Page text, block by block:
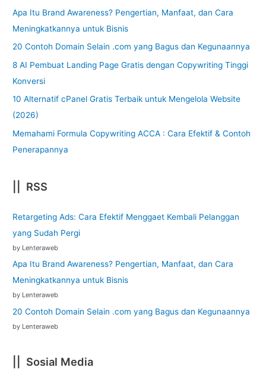
Apa Itu Brand Awareness? Pengertian, Manfaat, dan Cara
Meningkatkannya untuk Bisnis
20 Contoh Domain Selain .com yang Bagus dan Kegunaannya
8 AI Pembuat Landing Page Gratis dengan Copywriting Tinggi
Konversi
10 Alternatif cPanel Gratis Terbaik untuk Mengelola Website
(2026)
Memahami Formula Copywriting ACCA : Cara Efektif & Contoh
Penerapannya
|| RSS
Retargeting Ads: Cara Efektif Menggaet Kembali Pelanggan
yang Sudah Pergi
by Lenteraweb
Apa Itu Brand Awareness? Pengertian, Manfaat, dan Cara
Meningkatkannya untuk Bisnis
by Lenteraweb
20 Contoh Domain Selain .com yang Bagus dan Kegunaannya
by Lenteraweb
|| Sosial Media